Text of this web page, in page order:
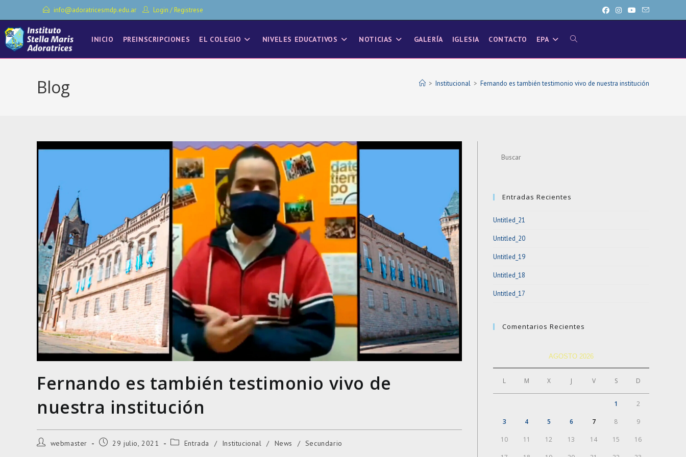
al
contenido
info@adoratricesmdp.edu.ar Login / Registrese
INICIO PREINSCRIPCIONES EL COLEGIO NIVELES EDUCATIVOS NOTICIAS GALERÍA IGLESIA CONTACTO EPA ALTERNAR
Blog > Institucional > Fernando es también testimonio vivo de nuestra institución
Fernando es también testimonio vivo de
nuestra institución
Autorwebmaster
Entrada29 julio, 2021
Categoría
Entrada / Institucional / News / Secundario
Entradas Recientes
Untitled_21
Untitled_20
Untitled_19
Untitled_18
Untitled_17
Comentarios Recientes
AGOSTO 2026
L M X J V S D
1 2
3 4 5 6 7 8 9
10 11 12 13 14 15 16